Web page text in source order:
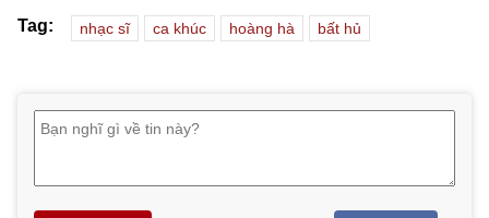
Tag: nhạc sĩ ca khúc hoàng hà bất hủ